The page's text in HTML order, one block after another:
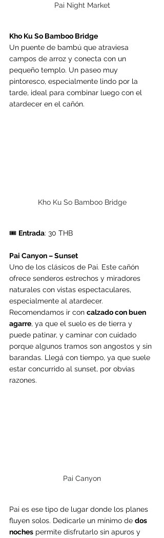
Pai Night Market
Kho Ku So Bamboo Bridge
Un puente de bambú que atraviesa
campos de arroz y conecta con un
pequeño templo. Un paseo muy
pintoresco, especialmente lindo por la
tarde, ideal para combinar luego con el
atardecer en el cañón.
Kho Ku So Bamboo Bridge
🎟️ Entrada: 30 THB
Pai Canyon – Sunset
Uno de los clásicos de Pai. Este cañón
ofrece senderos estrechos y miradores
naturales con vistas espectaculares,
especialmente al atardecer.
Recomendamos ir con calzado con buen
agarre, ya que el suelo es de tierra y
puede patinar, y caminar con cuidado
porque algunos tramos son angostos y sin
barandas. Llegá con tiempo, ya que suele
estar concurrido al sunset, por obvias
razones.
Pai Canyon
Pai es ese tipo de lugar donde los planes
fluyen solos. Dedicarle un mínimo de dos
noches permite disfrutarlo sin apuros y